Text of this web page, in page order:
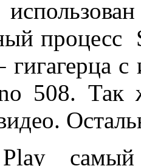
процесс
гигагерца
508. Так
самый